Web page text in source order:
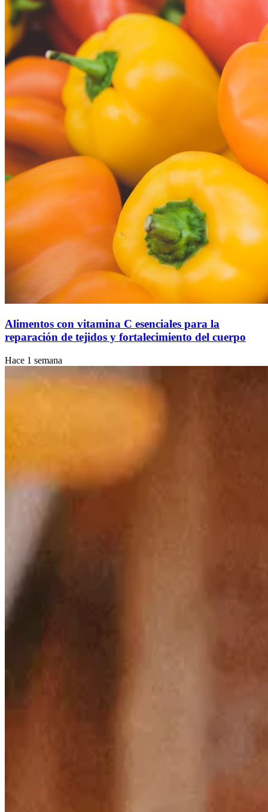
Alimentos con vitamina C esenciales para la
reparación de tejidos y fortalecimiento del cuerpo
Hace 1 semana